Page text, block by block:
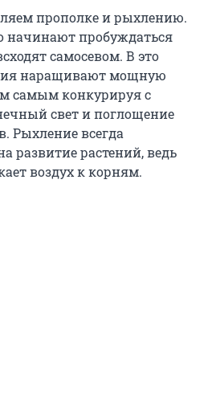
прополке и рыхлению.
начинают пробуждаться
самосевом. В это
наращивают мощную
самым конкурируя с
свет и поглощение
Рыхление всегда
развитие растений, ведь
воздух к корням.